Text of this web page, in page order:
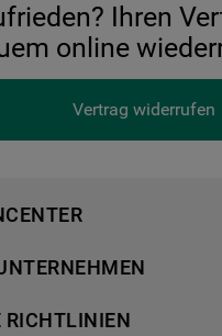
Ihren
online
Vertrag widerrufen
RICHTLINIEN